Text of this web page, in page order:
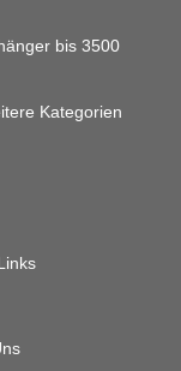
bis 3500
Kategorien